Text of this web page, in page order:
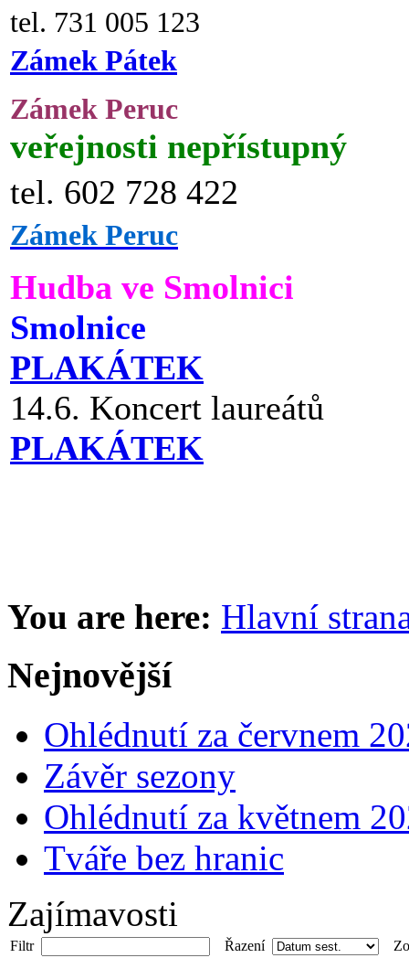
tel. 731 005 123
Zámek Pátek
Zámek Peruc
veřejnosti nepřístupný
tel. 602 728 422
Zámek Peruc
Hudba ve Smolnici
Smolnice
PLAKÁTEK
14.6. Koncert laureátů
PLAKÁTEK
You are here: Hlavní
Nejnovější
Ohlédnutí za červnem
Závěr sezony
Ohlédnutí za květnem
Tváře bez hranic
Zajímavosti
Filtr Řazení